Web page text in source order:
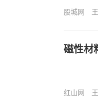
股城网
磁性材
红山网